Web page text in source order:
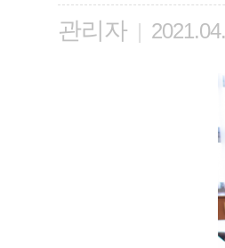
관리자 |